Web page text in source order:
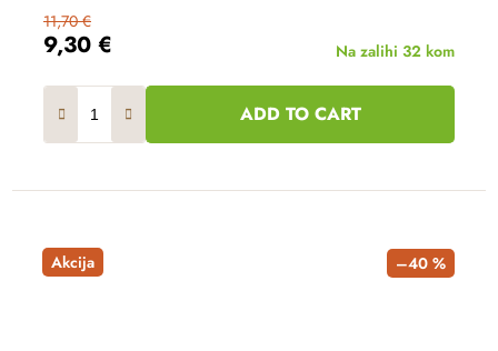
9,30 €
11,70 €
Na zalihi 32 kom
ADD TO CART
Akcija –40 %